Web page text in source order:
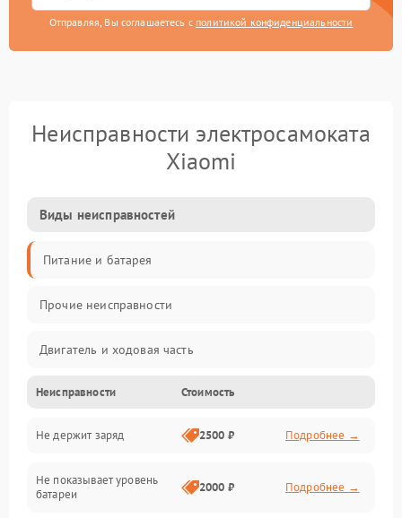
Отправляя, Вы соглашаетесь с политикой конфиденциальности
Неисправности электросамоката
Xiaomi
Виды неисправностей
Питание и батарея
Прочие неисправности
Двигатель и ходовая часть
Тормоза и безопасность
Подвеска и колеса
Электроника и управление
Неисправности Стоимость
Не держит заряд 2500 ₽ Подробнее →
Не показывает уровень
батареи
2000 ₽ Подробнее →